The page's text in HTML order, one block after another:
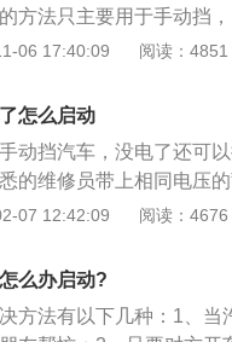
方法只主要用于手动挡
样的方法适合自动挡和
开启汽车。这样的情况
的车子，也可以是一个
接入被救车的电瓶正极
身搭铁位置（车身螺丝
照顺序接入。3、着车后
釆用携带式充电器充电
充电就可以，随后充电
接地线，若条件允许的
06 17:40:09 阅读：4851
怎么启动
动挡汽车，没电了还可
的维修员带上相同电压
电池正极和满电蓄电池
好去维修店进一步检查
在高速路等地方,或是身
们派应急充电车来进行
07 12:42:09 阅读：4676
么办启动?
方法有以下几种：1、